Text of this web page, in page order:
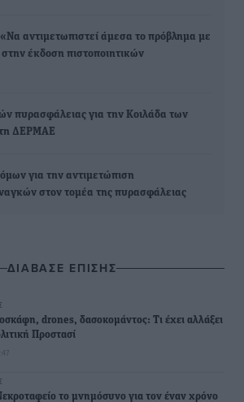
αντιμετωπιστεί άμεσα το πρόβλημα με
έκδοση πιστοποιητικών
πυρασφάλειας για την Κοιλάδα των
ΔΕΡΜΑΕ
για την αντιμετώπιση
στον τομέα της πυρασφάλειας
ΔΙΑΒΑΣΕ ΕΠΙΣΗΣ
drones, δασοκομάντος: Τι έχει αλλάξει
Προστασί
το μνημόσυνο για τον έναν χρόνο